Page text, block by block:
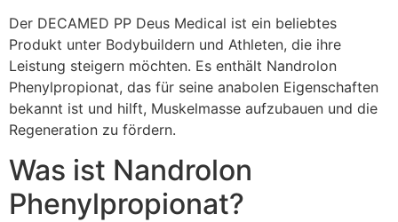
Der DECAMED PP Deus Medical ist ein beliebtes
Produkt unter Bodybuildern und Athleten, die ihre
Leistung steigern möchten. Es enthält Nandrolon
Phenylpropionat, das für seine anabolen Eigenschaften
bekannt ist und hilft, Muskelmasse aufzubauen und die
Regeneration zu fördern.
Was ist Nandrolon
Phenylpropionat?